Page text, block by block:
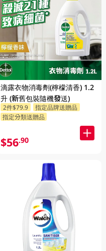
滴露衣物消毒劑(檸檬清香) 1.2
升 (新舊包裝隨機發送)
2件$79.9
指定品牌送贈品
指定分類送贈品
$56.90